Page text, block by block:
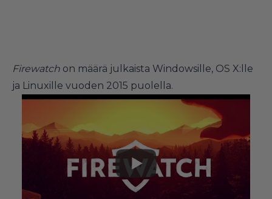
Firewatch on määrä julkaista Windowsille, OS X:lle
ja Linuxille vuoden 2015 puolella.